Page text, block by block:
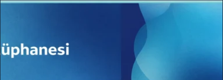
Skip